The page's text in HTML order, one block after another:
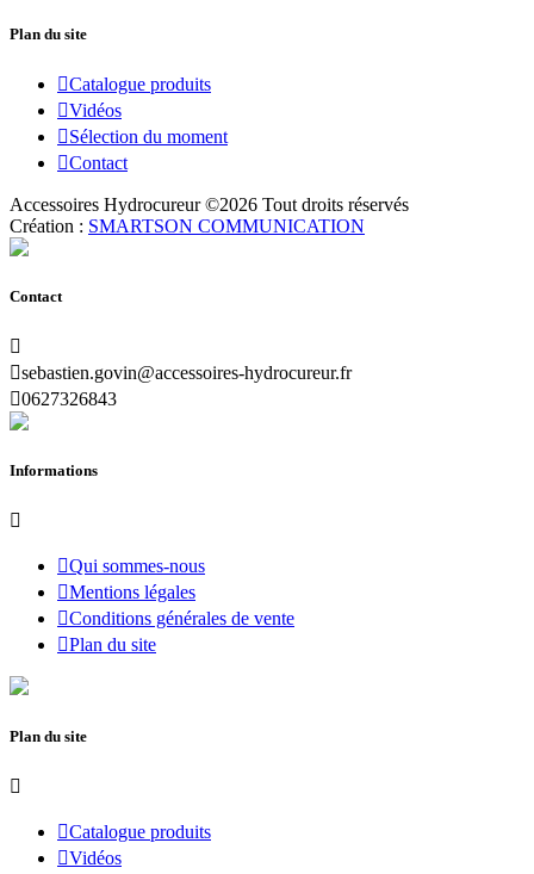
Plan du site
Catalogue produits
Vidéos
Sélection du moment
Contact
Accessoires Hydrocureur ©2026 Tout droits réservés
Création : SMARTSON COMMUNICATION
Contact

sebastien.govin@accessoires-hydrocureur.fr
0627326843
Informations

Qui sommes-nous
Mentions légales
Conditions générales de vente
Plan du site
Plan du site

Catalogue produits
Vidéos